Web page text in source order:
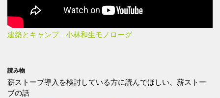
建築とキャンプ – 小林和生モノローグ
読み物
薪ストーブ導入を検討している方に読んでほしい、薪ストー
ブの話